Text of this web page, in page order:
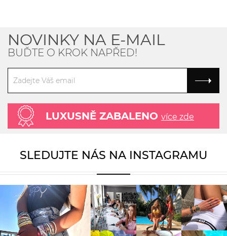
NOVINKY NA E-MAIL
BUĎTE O KROK NAPŘED!
LUXUSNĚ ZABALENO více zde
SLEDUJTE NÁS NA INSTAGRAMU